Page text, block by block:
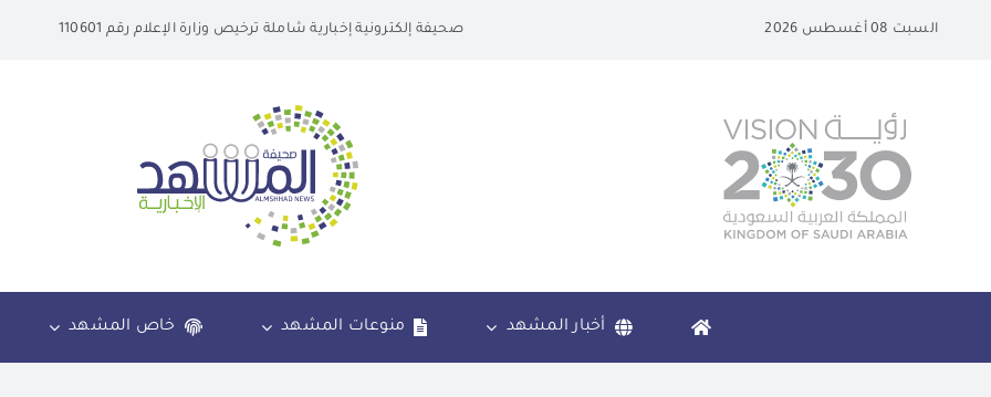
السبت 08 أغسطس 2026 صحيفة إلكترونية إخبارية شاملة ترخيص وزارة الإعلام رقم 110601
أخبار المشهد منوعات المشهد خاص المشهد